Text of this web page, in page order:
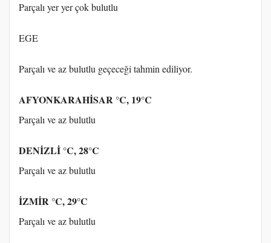
Parçalı yer yer çok bulutlu
EGE
Parçalı ve az bulutlu geçeceği tahmin ediliyor.
AFYONKARAHİSAR °C, 19°C
Parçalı ve az bulutlu
DENİZLİ °C, 28°C
Parçalı ve az bulutlu
İZMİR °C, 29°C
Parçalı ve az bulutlu